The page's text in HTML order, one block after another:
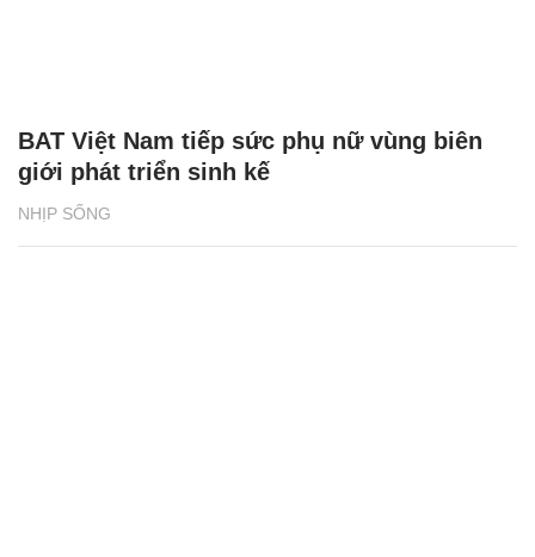
NHỊP SỐNG
BAT Việt Nam tiếp sức phụ nữ vùng biên
giới phát triển sinh kế